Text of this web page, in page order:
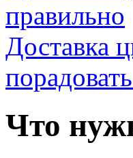
правильно
Доставка
Что